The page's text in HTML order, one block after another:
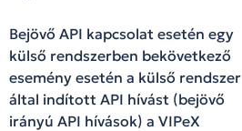
Bejövő API kapcsolat esetén egy
külső rendszerben bekövetkező
esemény esetén a külső rendszer
által indított API hívást (bejövő
irányú API hívások) a VIPeX